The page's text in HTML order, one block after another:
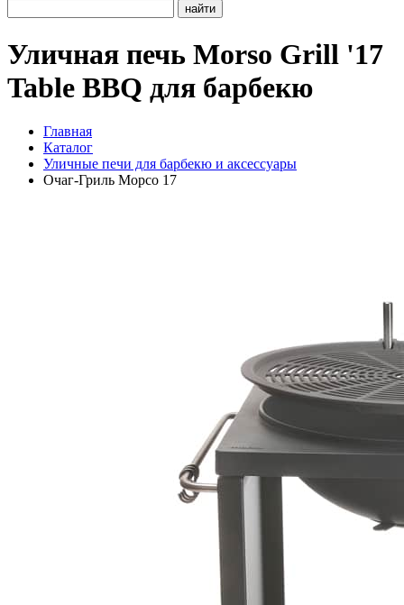
найти
Уличная печь Morso Grill '17
Table BBQ для барбекю
Главная
Каталог
Уличные печи для барбекю и аксессуары
Очаг-Гриль Морсо 17